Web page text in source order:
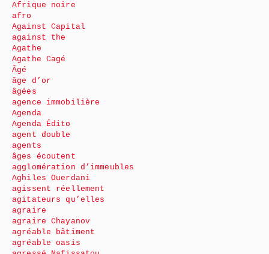
Afrique noire
afro
Against Capital
against the
Agathe
Agathe Cagé
Âgé
âge d’or
âgées
agence immobilière
Agenda
Agenda Édito
agent double
agents
âges écoutent
agglomération d’immeubles
Aghiles Ouerdani
agissent réellement
agitateurs qu’elles
agraire
agraire Chayanov
agréable bâtiment
agréable oasis